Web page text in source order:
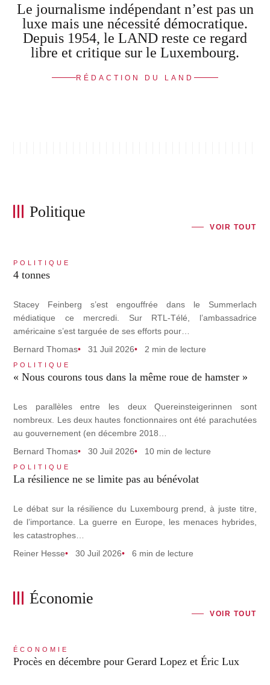
Le journalisme indépendant n’est pas un
luxe mais une nécessité démocratique.
Depuis 1954, le LAND reste ce regard
libre et critique sur le Luxembourg.
RÉDACTION DU LAND
Politique
VOIR TOUT
POLITIQUE
4 tonnes
Stacey Feinberg s’est engouffrée dans le Summerlach
médiatique ce mercredi. Sur RTL-Télé, l’ambassadrice
américaine s’est targuée de ses efforts pour…
Bernard Thomas
31 Juil 2026 2 min de lecture
POLITIQUE
« Nous courons tous dans la même roue de hamster »
Les parallèles entre les deux Quereinsteigerinnen sont
nombreux. Les deux hautes fonctionnaires ont été parachutées
au gouvernement (en décembre 2018…
Bernard Thomas
30 Juil 2026 10 min de lecture
POLITIQUE
La résilience ne se limite pas au bénévolat
Le débat sur la résilience du Luxembourg prend, à juste titre,
de l’importance. La guerre en Europe, les menaces hybrides,
les catastrophes…
Reiner Hesse
30 Juil 2026 6 min de lecture
Économie
VOIR TOUT
ÉCONOMIE
Procès en décembre pour Gerard Lopez et Éric Lux